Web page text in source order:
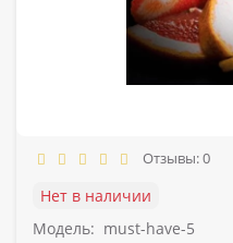
Отзывы: 0
Нет в наличии
Модель: must-have-5